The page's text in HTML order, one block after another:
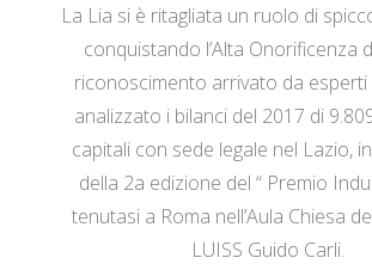
La Lia si è ritagliata un ruolo di
conquistando l’Alta Onorificenza
riconoscimento arrivato da
analizzato i bilanci del 2017 di
capitali con sede legale nel Lazio,
della 2a edizione del “ Premio
tenutasi a Roma nell’Aula Chiesa
LUISS Guido Carli.